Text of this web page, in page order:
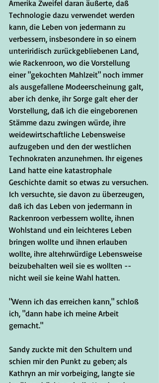
Amerika Zweifel daran äußerte, daß
Technologie dazu verwendet werden
kann, die Leben von jedermann zu
verbessern, insbesondere in so einem
unteriridisch zurückgebliebenen Land,
wie Rackenroon, wo die Vorstellung
einer "gekochten Mahlzeit" noch immer
als ausgefallene Modeerscheinung galt,
aber ich denke, ihr Sorge galt eher der
Vorstellung, daß ich die eingeborenen
Stämme dazu zwingen würde, ihre
weidewirtschaftliche Lebensweise
aufzugeben und den der westlichen
Technokraten anzunehmen. Ihr eigenes
Land hatte eine katastrophale
Geschichte damit so etwas zu versuchen.
Ich versuchte, sie davon zu überzeugen,
daß ich das Leben von jedermann in
Rackenroon verbessern wollte, ihnen
Wohlstand und ein leichteres Leben
bringen wollte und ihnen erlauben
wollte, ihre altehrwürdige Lebensweise
beizubehalten weil sie es wollten --
nicht weil sie keine Wahl hatten.
"Wenn ich das erreichen kann," schloß
ich, "dann habe ich meine Arbeit
gemacht."
Sandy zuckte mit den Schultern und
schien mir den Punkt zu geben; als
Kathryn an mir vorbeiging, langte sie